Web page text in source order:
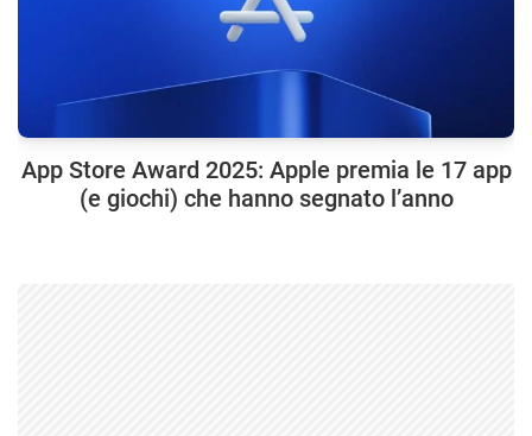
App Store Award 2025: Apple premia le 17 app
(e giochi) che hanno segnato l’anno